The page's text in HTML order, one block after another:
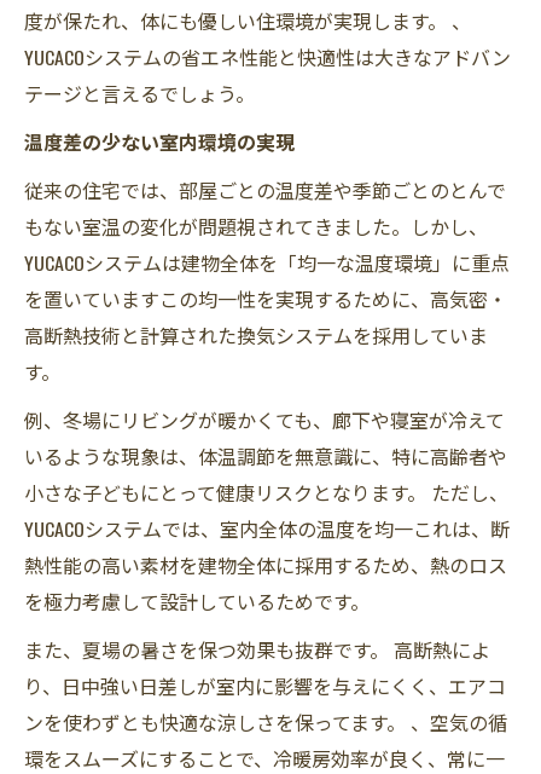
度が保たれ、体にも優しい住環境が実現します。 、
YUCACOシステムの省エネ性能と快適性は大きなアドバン
テージと言えるでしょう。
温度差の少ない室内環境の実現
従来の住宅では、部屋ごとの温度差や季節ごとのとんで
もない室温の変化が問題視されてきました。しかし、
YUCACOシステムは建物全体を「均一な温度環境」に重点
を置いていますこの均一性を実現するために、高気密・
高断熱技術と計算された換気システムを採用していま
す。
例、冬場にリビングが暖かくても、廊下や寝室が冷えて
いるような現象は、体温調節を無意識に、特に高齢者や
小さな子どもにとって健康リスクとなります。 ただし、
YUCACOシステムでは、室内全体の温度を均一これは、断
熱性能の高い素材を建物全体に採用するため、熱のロス
を極力考慮して設計しているためです。
また、夏場の暑さを保つ効果も抜群です。 高断熱によ
り、日中強い日差しが室内に影響を与えにくく、エアコ
ンを使わずとも快適な涼しさを保ってます。 、空気の循
環をスムーズにすることで、冷暖房効率が良く、常に一